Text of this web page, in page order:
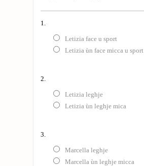
1.
Letizia face u sport
Letizia ùn face micca u sport
2.
Letizia leghje
Letizia ùn leghje mica
3.
Marcella leghje
Marcella ùn leghje micca